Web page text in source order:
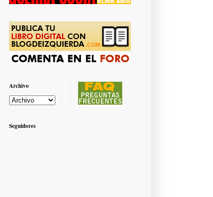
Archivo
Seguidores